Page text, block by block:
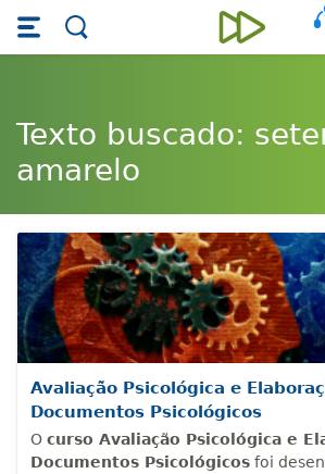
Skip main navigation
Skip to main content
Unieducar
Texto buscado:
amarelo
Avaliação Psicológica e
Documentos Psicológicos
O curso Avaliação Psicológica e
Documentos Psicológicos foi